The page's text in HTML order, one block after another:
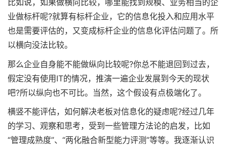
比如说，如果做横向比较，哪里能找到规模、业务相当的企
业做标杆呢?就算有标杆企业，它的信息化投入和应用水平
也是需要评估的，又变成标杆企业的信息化评估问题了。所
以横向没法比较。
那么企业自身能不能做纵向比较呢?你总不能退回到过去，
假定没有使用IT的情况，推演一遍企业发展到今天的现状
吧?所以纵向也不可比。当然，这个假设有点极端化了。
横竖不能评估，如何解决老板对信息化的疑虑呢?经过几年
的学习、观察和思考，受到一些管理方法论的启发，比如
“管理成熟度”、“两化融合新型能力评测”等等。我逐渐认识